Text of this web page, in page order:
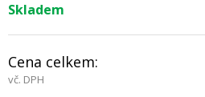
Skladem
Cena celkem:
vč. DPH